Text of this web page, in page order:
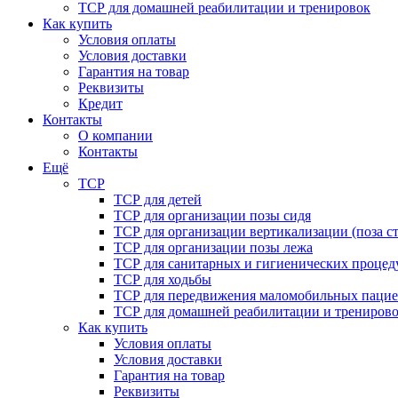
ТСР для домашней реабилитации и тренировок
Как купить
Условия оплаты
Условия доставки
Гарантия на товар
Реквизиты
Кредит
Контакты
О компании
Контакты
Ещё
ТСР
ТСР для детей
ТСР для организации позы сидя
ТСР для организации вертикализации (поза
ТСР для организации позы лежа
ТСР для санитарных и гигиенических
ТСР для ходьбы
ТСР для передвижения маломобильных
ТСР для домашней реабилитации и
Как купить
Условия оплаты
Условия доставки
Гарантия на товар
Реквизиты